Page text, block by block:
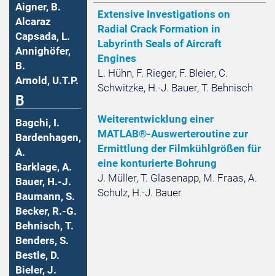
Aigner, B.
Alcaraz
Capsada, L.
Annighöfer,
B.
Arnold, U.T.P.
B
Bagchi, I.
Bardenhagen,
A.
Barklage, A.
Bauer, H.-J.
Baumann, S.
Becker, R.-G.
Behnisch, T.
Benders, S.
Bestle, D.
Bieler, J.
Extensive Investigations on
Radial Crack Formation in
Labyrinth Seals of Aircraft
Engines
L. Hühn, F. Rieger, F. Bleier, C.
Schwitzke, H.-J. Bauer, T. Behnisch
Weiterentwicklung einer
MATLAB®-Auswerteroutine zur
Ermittlung der Filmkühlgrößen für
eine konturierte Bohrung
J. Müller, T. Glasenapp, M. Fraas, A.
Schulz, H.-J. Bauer